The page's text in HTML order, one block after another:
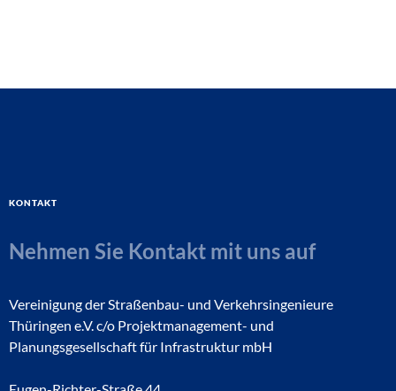
Kontakt
Nehmen Sie Kontakt mit uns auf
Vereinigung der Straßenbau- und Verkehrsingenieure
Thüringen e.V. c/o Projektmanagement- und
Planungsgesellschaft für Infrastruktur mbH